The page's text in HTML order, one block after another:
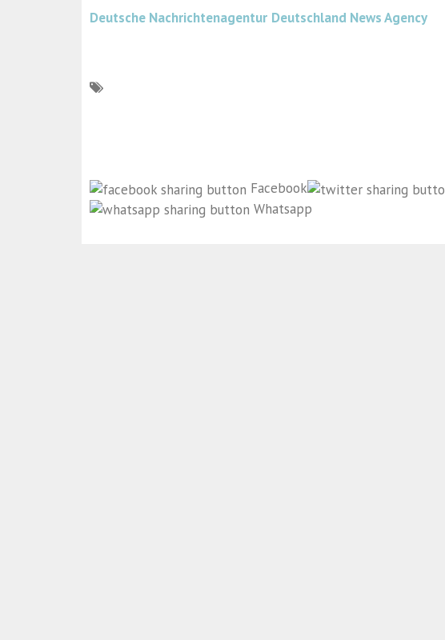
Deutsche Nachrichtenagentur Deutschland News Agency
Facebook
Whatsapp